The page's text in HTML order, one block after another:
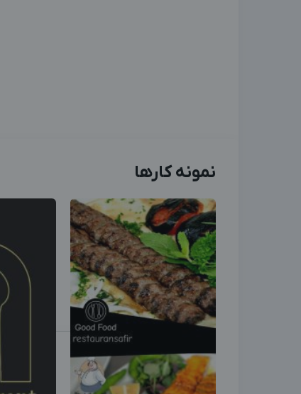
نمونه کارها